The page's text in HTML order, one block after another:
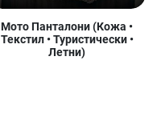
Мото Панталони (Кожа •
Текстил • Туристически •
Летни)